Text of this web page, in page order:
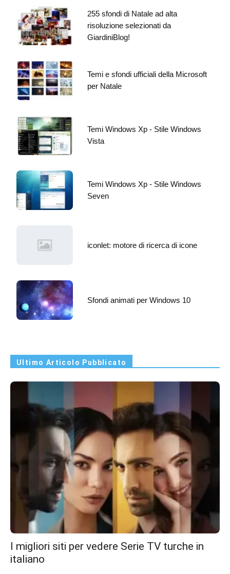
255 sfondi di Natale ad alta
risoluzione selezionati da
GiardiniBlog!
Temi e sfondi ufficiali della Microsoft
per Natale
Temi Windows Xp - Stile Windows
Vista
Temi Windows Xp - Stile Windows
Seven
iconlet: motore di ricerca di icone
Sfondi animati per Windows 10
Ultimo Articolo Pubblicato
I migliori siti per vedere Serie TV turche in
italiano